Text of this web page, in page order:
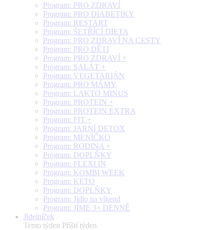
Program: PRO ZDRAVÍ
Program: PRO DIABETIKY
Program: RESTART
Program: ŠETŘÍCÍ DIETA
Program: PRO ZDRAVÍ NA CESTY
Program: PRO DĚTI
Program: PRO ZDRAVÍ +
Program: SALÁT +
Program: VEGETARIÁN
Program: PRO MÁMY
Program: LAKTO MINUS
Program: PROTEIN +
Program: PROTEIN EXTRA
Program: FIT +
Program: JARNÍ DETOX
Program: MENÍČKO
Program: RODINA +
Program: DOPLŇKY
Program: FLEXI IN
Program: KOMBI WEEK
Program: KETO
Program: DOPLŇKY
Program: Jídlo na víkend
Program: JÍME 3× DENNĚ
Jídelníček
Tento týden Příští týden